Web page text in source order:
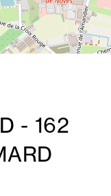
- 162